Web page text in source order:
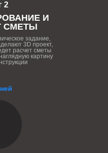
2
И
СМЕТЫ
задание,
3D проект,
расчет сметы
картину